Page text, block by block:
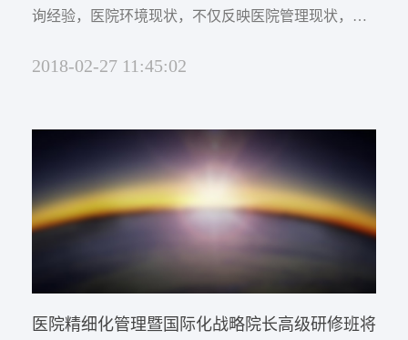
询经验，医院环境现状，不仅反映医院管理现状，同
是个新建设的医院，也能看得出衰败的诸多现象；如
的痕迹。如果不去东院新院区，医院普通得不能再普
通，朴素得不能再朴素。但即使这些普通的环...
2018-02-27 11:45:02
医院精细化管理暨国际化战略院长高级研修班将